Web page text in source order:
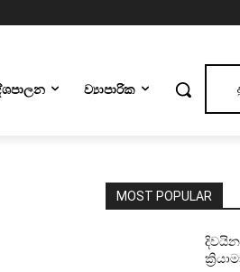
ව්‍යාපාරික
MOST POPULAR
දිවයින